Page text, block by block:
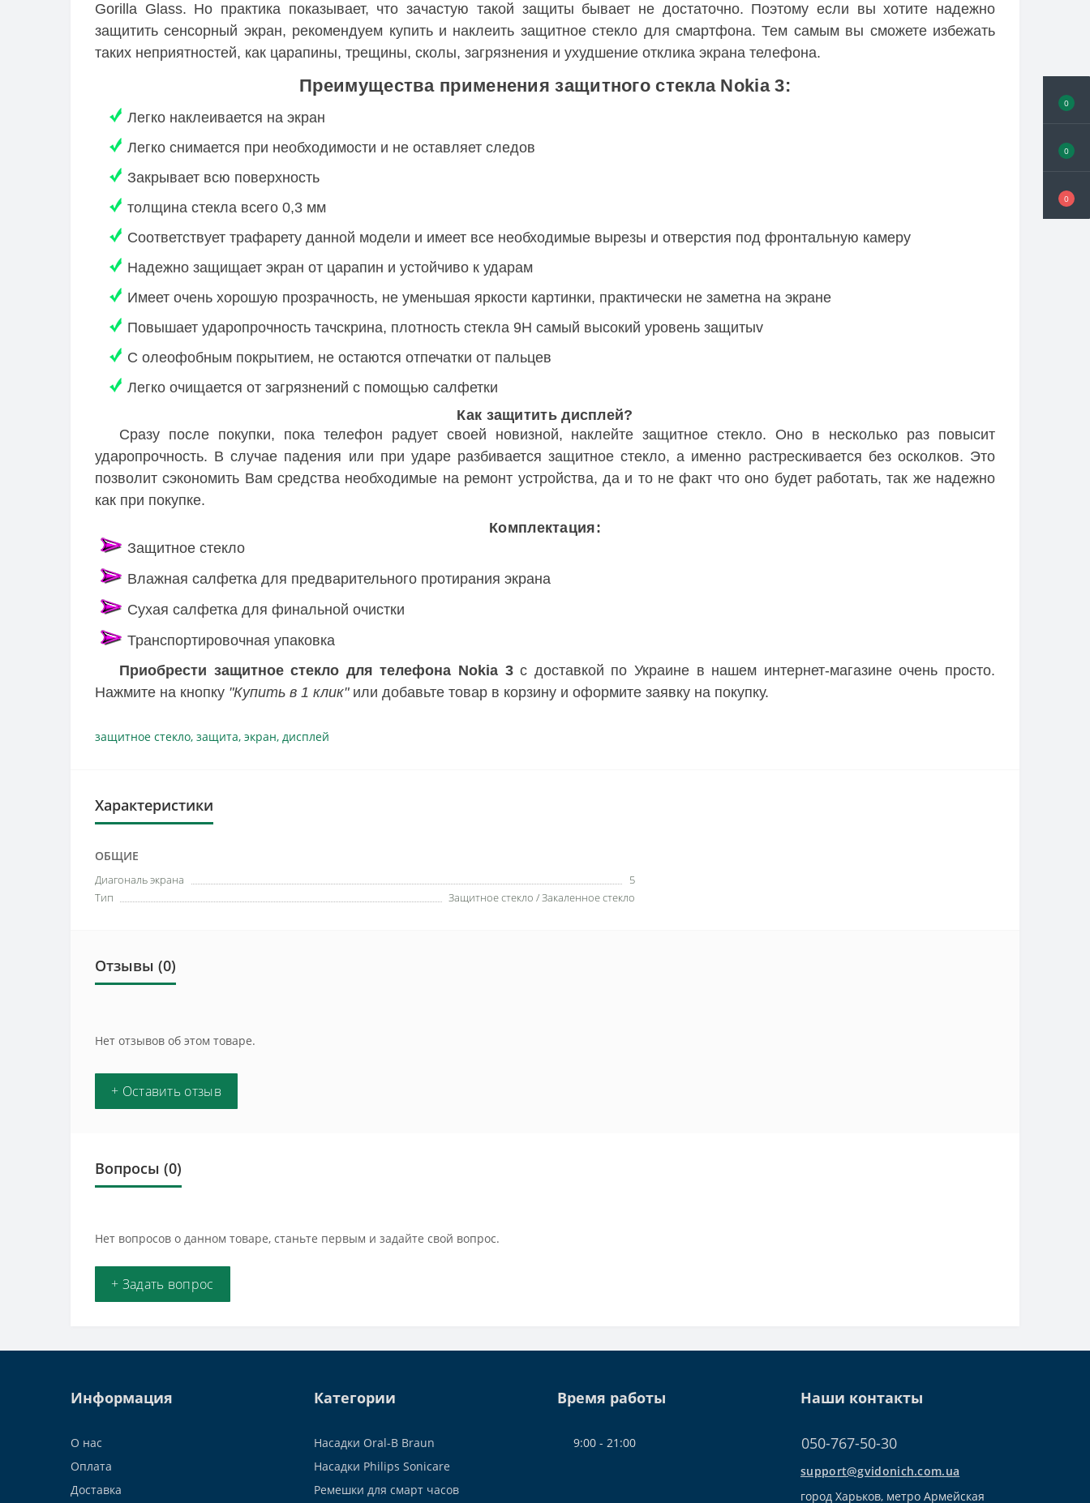
0
0
0
Gorilla Glass. Но практика показывает, что зачастую такой защиты бывает не достаточно. Поэтому если вы хотите надежно
защитить сенсорный экран, рекомендуем купить и наклеить защитное стекло для смартфона. Тем самым вы сможете избежать
таких неприятностей, как царапины, трещины, сколы, загрязнения и ухудшение отклика экрана телефона.
Преимущества применения защитного стекла Nokia 3:
Легко наклеивается на экран
Легко снимается при необходимости и не оставляет следов
Закрывает всю поверхность
толщина стекла всего 0,3 мм
Соответствует трафарету данной модели и имеет все необходимые вырезы и отверстия под фронтальную камеру
Надежно защищает экран от царапин и устойчиво к ударам
Имеет очень хорошую прозрачность, не уменьшая яркости картинки, практически не заметна на экране
Повышает ударопрочность тачскрина, плотность стекла 9H самый высокий уровень защитыv
С олеофобным покрытием, не остаются отпечатки от пальцев
Легко очищается от загрязнений с помощью салфетки
Как защитить дисплей?
Сразу после покупки, пока телефон радует своей новизной, наклейте защитное стекло. Оно в несколько раз повысит
ударопрочность. В случае падения или при ударе разбивается защитное стекло, а именно растрескивается без осколков. Это
позволит сэкономить Вам средства необходимые на ремонт устройства, да и то не факт что оно будет работать, так же надежно
как при покупке.
Комплектация:
Защитное стекло
Влажная салфетка для предварительного протирания экрана
Сухая салфетка для финальной очистки
Транспортировочная упаковка
Приобрести защитное стекло для телефона Nokia 3с доставкой по Украине в нашем интернет-магазине очень просто.
Нажмите на кнопку "Купить в 1 клик"или добавьте товар в корзину и оформите заявку на покупку.
защитное стекло, защита, экран, дисплей
Характеристики
ОБЩИЕ
Диагональ экрана
5
Тип
Защитное стекло / Закаленное стекло
Отзывы (0)
Нет отзывов об этом товаре.
+ Оставить отзыв
Вопросы (0)
Нет вопросов о данном товаре, станьте первым и задайте свой вопрос.
+ Задать вопрос
Информация
О нас
Оплата
Доставка
Категории
Насадки Oral-B Braun
Насадки Philips Sonicare
Ремешки для смарт часов
Время работы
9:00 - 21:00
Наши контакты
050-767-50-30
support@gvidonich.com.ua
город Харьков, метро Армейская